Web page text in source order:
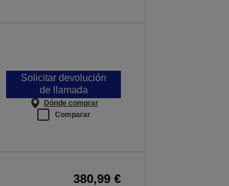
Solicitar devolución
de llamada
Dónde comprar
Comparar
380,99 €